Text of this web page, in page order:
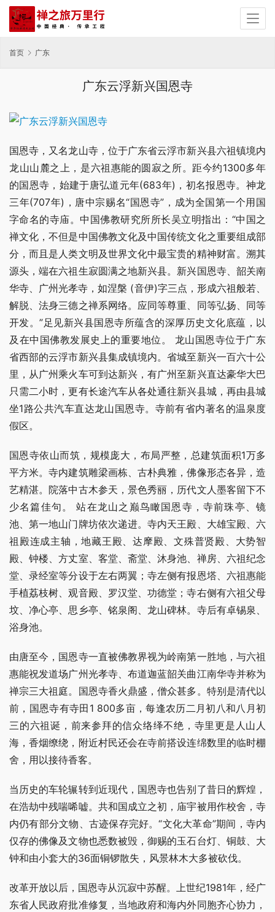
首页 广东
广东云浮新兴国恩寺
国恩寺，又名龙山寺，位于广东省云浮市新兴县六祖镇境内
龙山山麓之上，是六祖惠能的圆寂之所。距今约1300多年
的国恩寺，始建于唐弘道元年(683年)，初名报恩寺。神龙
三年(707年)，唐中宗赐名“国恩寺”，成为全国第一个用国
字命名的寺庙。中国佛教研究所所长吴立明指出：“中国之
禅文化，不但是中国佛教文化及中国传统文化之重要组成部
分，而且是人类文明及世界文化中最宝贵的精神财富。溯其
源头，端在六祖生寂圆满之地新兴县。新兴国恩寺、韶关南
华寺、广州光孝寺，如涅槃 (音伊)字三点，形成六祖般若、
解脱、法身三德之禅系网络。应同等尊重、同等弘扬、同等
开发。”足见新兴县国恩寺所蕴含的深厚历史文化底蕴，以
及在中国佛教发展史上的重要地位。 龙山国恩寺位于广东
省西部的云浮市新兴县集成镇境内。省城至新兴一百六十公
里，从广州乘火车可到达新兴，有广州至新兴直达豪华大巴
只需二小时，更有长途汽车从各处通往新兴县城，再由县城
坐1路公共汽车直达龙山国恩寺。寺前有省内著名的温泉度
假区。
国恩寺依山而筑，规模庞大，布局严整，总建筑面积1万多
平方米。寺内建筑雕梁画栋、古朴典雅，佛像形态各异，造
艺精湛。院落中古木参天，景色秀丽，历代文人墨客留下不
少名篇佳句。 站在龙山之巅鸟瞰国恩寺，寺前珠亭、镜
池、第一地山门牌坊依次递进。寺内天王殿、大雄宝殿、六
祖殿连成主轴，地藏王殿、达摩殿、文殊普贤殿、大势智
殿、钟楼、方丈室、客堂、斋堂、沐身池、禅房、六祖纪念
堂、录经室等分设于左右两翼；寺左侧有报恩塔、六祖惠能
手植荔枝树、观音殿、罗汉堂、功德堂；寺右侧有六祖父母
坟、净心亭、思乡亭、铭泉阁、龙山碑林。寺后有卓锡泉、
浴身池。
由唐至今，国恩寺一直被佛教界视为岭南第一胜地，与六祖
惠能祝发道场广州光孝寺、布道迦蓝韶关曲江南华寺并称为
禅宗三大祖庭。国恩寺香火鼎盛，僧众甚多。特别是清代以
前，国恩寺有寺田1 800多亩，每逢农历二月初八和八月初
三的六祖诞，前来参拜的信众络绎不绝，寺里更是人山人
海，香烟缭绕，附近村民还会在寺前搭设连绵数里的临时棚
舍，用以接待香客。
当历史的车轮辗转到近现代，国恩寺也告别了昔日的辉煌，
在浩劫中残喘唏嘘。共和国成立之初，庙宇被用作校舍，寺
内仍有部分文物、古迹保存完好。“文化大革命”期间，寺内
仅存的佛像及文物也悉数被毁，御赐的玉石台灯、铜鼓、大
钟和由小套大的36面铜锣散失，风景林木大多被砍伐。
改革开放以后，国恩寺从沉寂中苏醒。上世纪1981年，经广
东省人民政府批准修复，当地政府和海内外同胞齐心协力，